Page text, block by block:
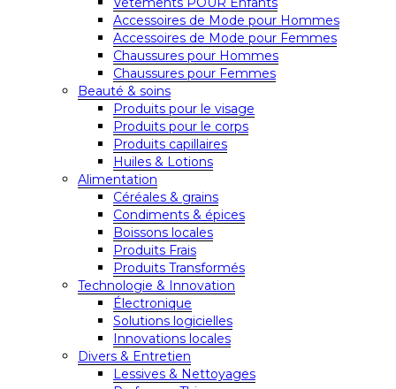
Accessoires de Mode pour Hommes
Accessoires de Mode pour Femmes
Chaussures pour Hommes
Chaussures pour Femmes
Beauté & soins
Produits pour le visage
Produits pour le corps
Produits capillaires
Huiles & Lotions
Alimentation
Céréales & grains
Condiments & épices
Boissons locales
Produits Frais
Produits Transformés
Technologie & Innovation
Électronique
Solutions logicielles
Innovations locales
Divers & Entretien
Lessives & Nettoyages